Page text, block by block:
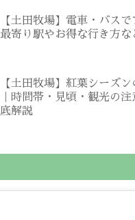
【土田牧場】電車・バスで
最寄り駅やお得な行き方な
【土田牧場】紅葉シーズ
｜時間帯・見頃・観光の
底解説